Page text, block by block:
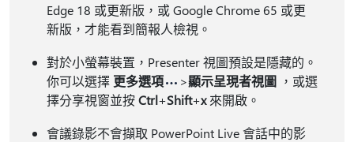
Edge 18 或更新版，或 Google Chrome 65 或更
新版，才能看到簡報人檢視。
對於小螢幕裝置，Presenter 視圖預設是隱藏的。
你可以選擇 更多選項 >顯示呈現者視圖，或選
擇分享視窗並按Ctrl+Shift+x來開啟。
會議錄影不會擷取 PowerPoint Live 會話中的影